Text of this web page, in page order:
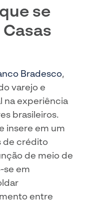
se
Bradesco,
varejo e
na experiência
brasileiros.
insere em um
de crédito
de meio de
se em
entre